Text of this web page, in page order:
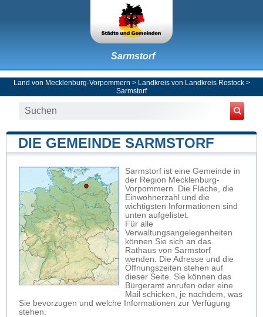
Sarmstorf
Land von Mecklenburg-Vorpommern > Landkreis von Landkreis Rostock>
Sarmstorf
DIE GEMEINDE SARMSTORF
Sarmstorf ist eine Gemeinde in
der Region Mecklenburg-
Vorpommern. Die Fläche, die
Einwohnerzahl und die
wichtigsten Informationen sind
unten aufgelistet.
Für alle
Verwaltungsangelegenheiten
können Sie sich an das
Rathaus von Sarmstorf
wenden. Die Adresse und die
Öffnungszeiten stehen auf
dieser Seite. Sie können das
Bürgeramt anrufen oder eine
Mail schicken, je nachdem, was
Sie bevorzugen und welche Informationen zur Verfügung
stehen.